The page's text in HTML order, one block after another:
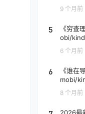
9 个月前
5
《穷查
obi/
6 个月前
6
《谁在
mobi/
8 个月前